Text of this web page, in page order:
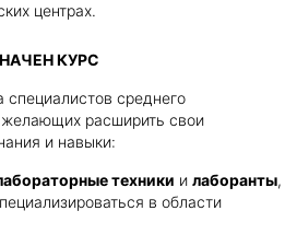
центрах.
КУРС
специалистов среднего
желающих расширить свои
и навыки:
техники и лаборанты,
в области